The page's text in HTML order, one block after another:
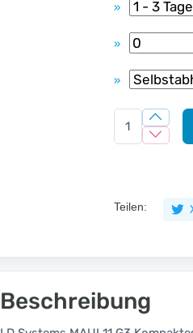
»
»
»
Teilen:
Beschreibung